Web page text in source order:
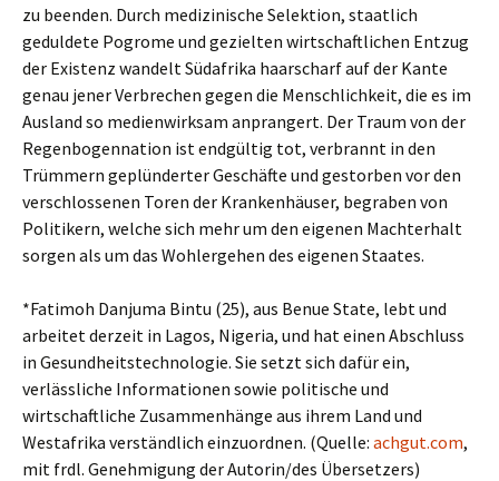
zu beenden. Durch medizinische Selektion, staatlich
geduldete Pogrome und gezielten wirtschaftlichen Entzug
der Existenz wandelt Südafrika haarscharf auf der Kante
genau jener Verbrechen gegen die Menschlichkeit, die es im
Ausland so medienwirksam anprangert. Der Traum von der
Regenbogennation ist endgültig tot, verbrannt in den
Trümmern geplünderter Geschäfte und gestorben vor den
verschlossenen Toren der Krankenhäuser, begraben von
Politikern, welche sich mehr um den eigenen Machterhalt
sorgen als um das Wohlergehen des eigenen Staates.
*Fatimoh Danjuma Bintu (25), aus Benue State, lebt und
arbeitet derzeit in Lagos, Nigeria, und hat einen Abschluss
in Gesundheitstechnologie. Sie setzt sich dafür ein,
verlässliche Informationen sowie politische und
wirtschaftliche Zusammenhänge aus ihrem Land und
Westafrika verständlich einzuordnen. (Quelle: achgut.com,
mit frdl. Genehmigung der Autorin/des Übersetzers)